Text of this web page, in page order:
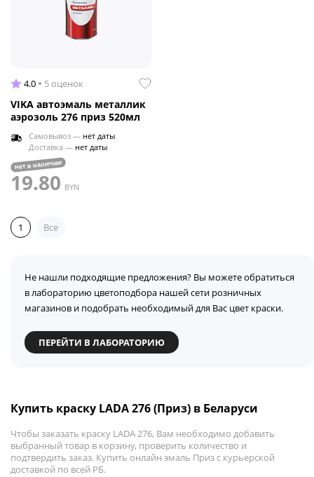
4.0 5 оценок
VIKA автоэмаль металлик
аэрозоль 276 приз 520мл
Самовывоз — нет даты
Доставка — нет даты
нет в наличии
19.80 BYN
1 Все
Не нашли подходящие предложения? Вы можете обратиться
в лабораторию цветоподбора нашей сети розничных
магазинов и подобрать необходимый для Вас цвет краски.
ПЕРЕЙТИ В ЛАБОРАТОРИЮ
Купить краску LADA 276 (Приз) в Беларуси
Чтобы заказать краску LADA 276, Вам необходимо добавить
выбранный товар в корзину, проверить количество и
подтвердить заказ. Купить онлайн эмаль Приз с курьерской
доставкой по всей РБ.